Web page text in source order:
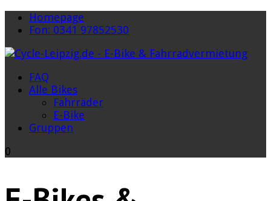
Homepage
Fon: 0341 97852530
FAQ
Alle Bikes
Fahrräder
E-Bike
Gruppen
0